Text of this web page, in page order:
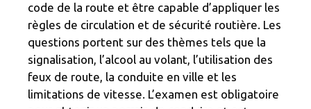
code de la route et être capable d’appliquer les
règles de circulation et de sécurité routière. Les
questions portent sur des thèmes tels que la
signalisation, l’alcool au volant, l’utilisation des
feux de route, la conduite en ville et les
limitations de vitesse. L’examen est obligatoire